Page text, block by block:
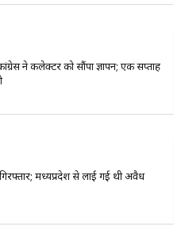
ने कलेक्टर को सौंपा ज्ञापन; एक सप्ताह
मध्यप्रदेश से लाई गई थी अवैध